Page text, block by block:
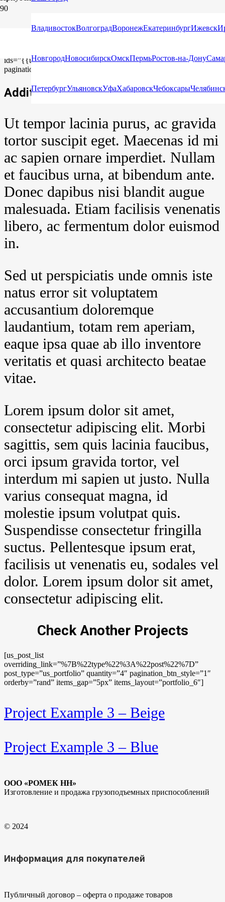
ВладивостокВолгоградВоронежЕкатеринбургИжевск
НовгородНовосибирскОмскПермьРостов-на-Дону
ПетербургУльяновскУфаХабаровскЧебоксары
Project Example 3 – Grey
ids=”{{us_tile_additional_image}}” include_post_thumbnail=”1″
pagination_btn_style=”1″ columns=”1″ items_gap=”1.5rem”]
Additional Information
Ut tempor lacinia purus, ac gravida
tortor suscipit eget. Maecenas id mi
ac sapien ornare imperdiet. Nullam
et faucibus urna, at bibendum ante.
Donec dapibus nisi blandit augue
malesuada. Etiam facilisis venenatis
libero, ac fermentum dolor euismod
in.
Sed ut perspiciatis unde omnis iste
natus error sit voluptatem
accusantium doloremque
laudantium, totam rem aperiam,
eaque ipsa quae ab illo inventore
veritatis et quasi architecto beatae
vitae.
Lorem ipsum dolor sit amet,
consectetur adipiscing elit. Morbi
sagittis, sem quis lacinia faucibus,
orci ipsum gravida tortor, vel
interdum mi sapien ut justo. Nulla
varius consequat magna, id
molestie ipsum volutpat quis.
Suspendisse consectetur fringilla
suctus. Pellentesque ipsum erat,
facilisis ut venenatis eu, sodales vel
dolor. Lorem ipsum dolor sit amet,
consectetur adipiscing elit.
Check Another Projects
[us_post_list
overriding_link=”%7B%22type%22%3A%22post%22%7D”
post_type=”us_portfolio” quantity=”4″ pagination_btn_style=”1″
orderby=”rand” items_gap=”5px” items_layout=”portfolio_6″]
Project Example 3 – Beige
Project Example 3 – Blue
ООО «РОМЕК НН»
Изготовление и продажа грузоподъемных приспособлений
© 2024
Информация для покупателей
Публичный договор – оферта о продаже товаров